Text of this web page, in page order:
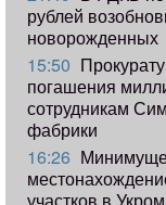
рублей
новорожденных
15:50
погашения
сотрудникам
фабрики
16:26